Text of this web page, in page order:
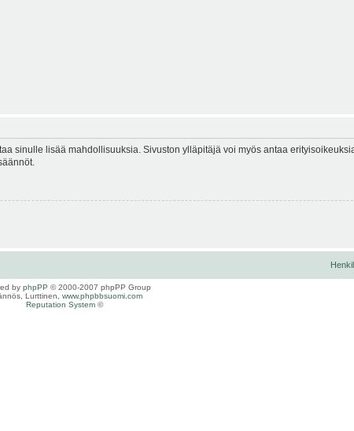
sinulle lisää mahdollisuuksia. Sivuston ylläpitäjä voi myös antaa
by phpPP © 2000-2007 phpPP Group
Lurttinen, www.phpbbsuomi.com
Reputation System ©